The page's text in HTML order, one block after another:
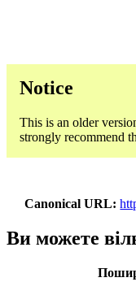
Notice
This is an older
strongly recommend
Canonical URL
Ви можете